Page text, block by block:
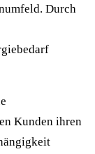
Durch
Kunden ihren